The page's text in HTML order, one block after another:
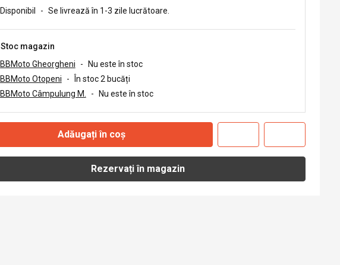
Disponibil
- Se livrează în 1-3 zile lucrătoare.
Stoc magazin
BBMoto Gheorgheni
-
Nu este în stoc
BBMoto Otopeni
-
În stoc 2 bucăți
BBMoto Câmpulung M.
- Nu este în stoc
Adăugați în coș
Rezervați în magazin